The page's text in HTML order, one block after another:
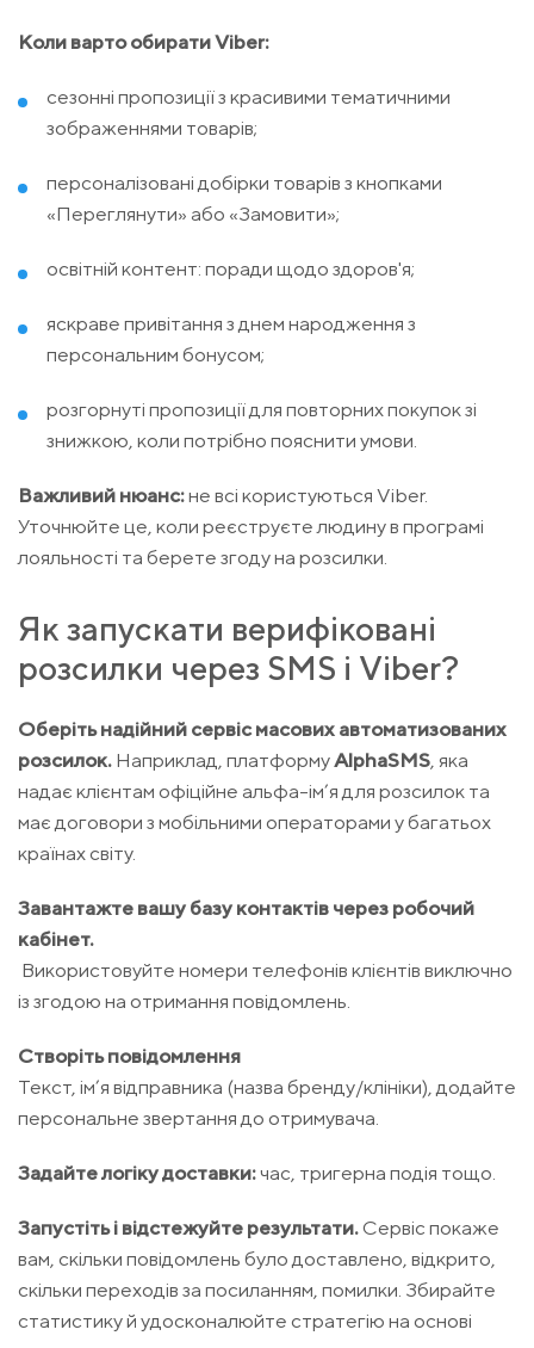
Коли варто обирати Viber:
сезонні пропозиції з красивими тематичними
зображеннями товарів;
персоналізовані добірки товарів з кнопками
«Переглянути» або «Замовити»;
освітній контент: поради щодо здоров'я;
яскраве привітання з днем народження з
персональним бонусом;
розгорнуті пропозиції для повторних покупок зі
знижкою, коли потрібно пояснити умови.
Важливий нюанс:не всі користуються Viber.
Уточнюйте це, коли реєструєте людину в програмі
лояльності та берете згоду на розсилки.
Як запускати верифіковані
розсилки через SMS і Viber?
Оберіть надійний сервіс масових автоматизованих
розсилок. Наприклад, платформуAlphaSMS, яка
надає клієнтам офіційне альфа-ім’я для розсилок та
має договори з мобільними операторами у багатьох
країнах світу.
Завантажте вашу базу контактів через робочий
кабінет.
Використовуйте номери телефонів клієнтів виключно
із згодою на отримання повідомлень.
Створіть повідомлення
Текст, ім’я відправника (назва бренду/клініки), додайте
персональне звертання до отримувача.
Задайте логіку доставки:час, тригерна подія тощо.
Запустіть і відстежуйте результати.Сервіс покаже
вам, скільки повідомлень було доставлено, відкрито,
скільки переходів за посиланням, помилки. Збирайте
статистику й удосконалюйте стратегію на основі